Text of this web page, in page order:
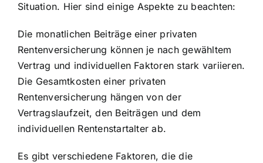
Situation. Hier sind einige Aspekte zu beachten:
Die monatlichen Beiträge einer privaten
Rentenversicherung können je nach gewähltem
Vertrag und individuellen Faktoren stark variieren.
Die Gesamtkosten einer privaten
Rentenversicherung hängen von der
Vertragslaufzeit, den Beiträgen und dem
individuellen Rentenstartalter ab.
Es gibt verschiedene Faktoren, die die